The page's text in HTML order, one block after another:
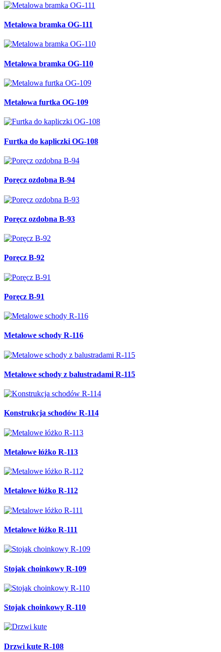
Metalowa bramka OG-111
Metalowa bramka OG-110
Metalowa furtka OG-109
Furtka do kapliczki OG-108
Poręcz ozdobna B-94
Poręcz ozdobna B-93
Poręcz B-92
Poręcz B-91
Metalowe schody R-116
Metalowe schody z balustradami R-115
Konstrukcja schodów R-114
Metalowe łóżko R-113
Metalowe łóżko R-112
Metalowe łóżko R-111
Stojak choinkowy R-109
Stojak choinkowy R-110
Drzwi kute R-108